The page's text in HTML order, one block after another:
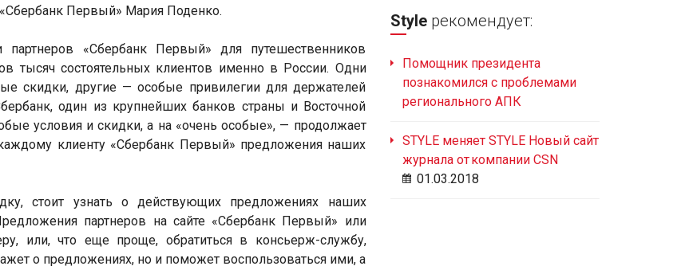
Первый» Мария Поденко.
«Сбербанк Первый» для путешественников
тысяч состоятельных клиентов именно в России. Одни
скидки, другие — особые привилегии для держателей
один из крупнейших банков страны и Восточной
условия и скидки, а на «очень особые», — продолжает
клиенту «Сбербанк Первый» предложения наших
стоит узнать о действующих предложениях наших
партнеров на сайте «Сбербанк Первый» или
или, что еще проще, обратитьcя в консьерж-службу,
о предложениях, но и поможет воспользоваться ими, а
Styleрекомендует:
Помощник президента
познакомился с проблемами
регионального АПК
STYLE меняет STYLE Новый сайт
журнала от компании CSN
01.03.2018